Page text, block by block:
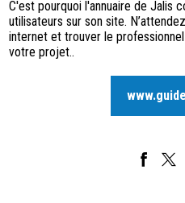
C'est pourquoi l'annuaire de Jalis
utilisateurs sur son site.
internet et trouver le
votre projet..